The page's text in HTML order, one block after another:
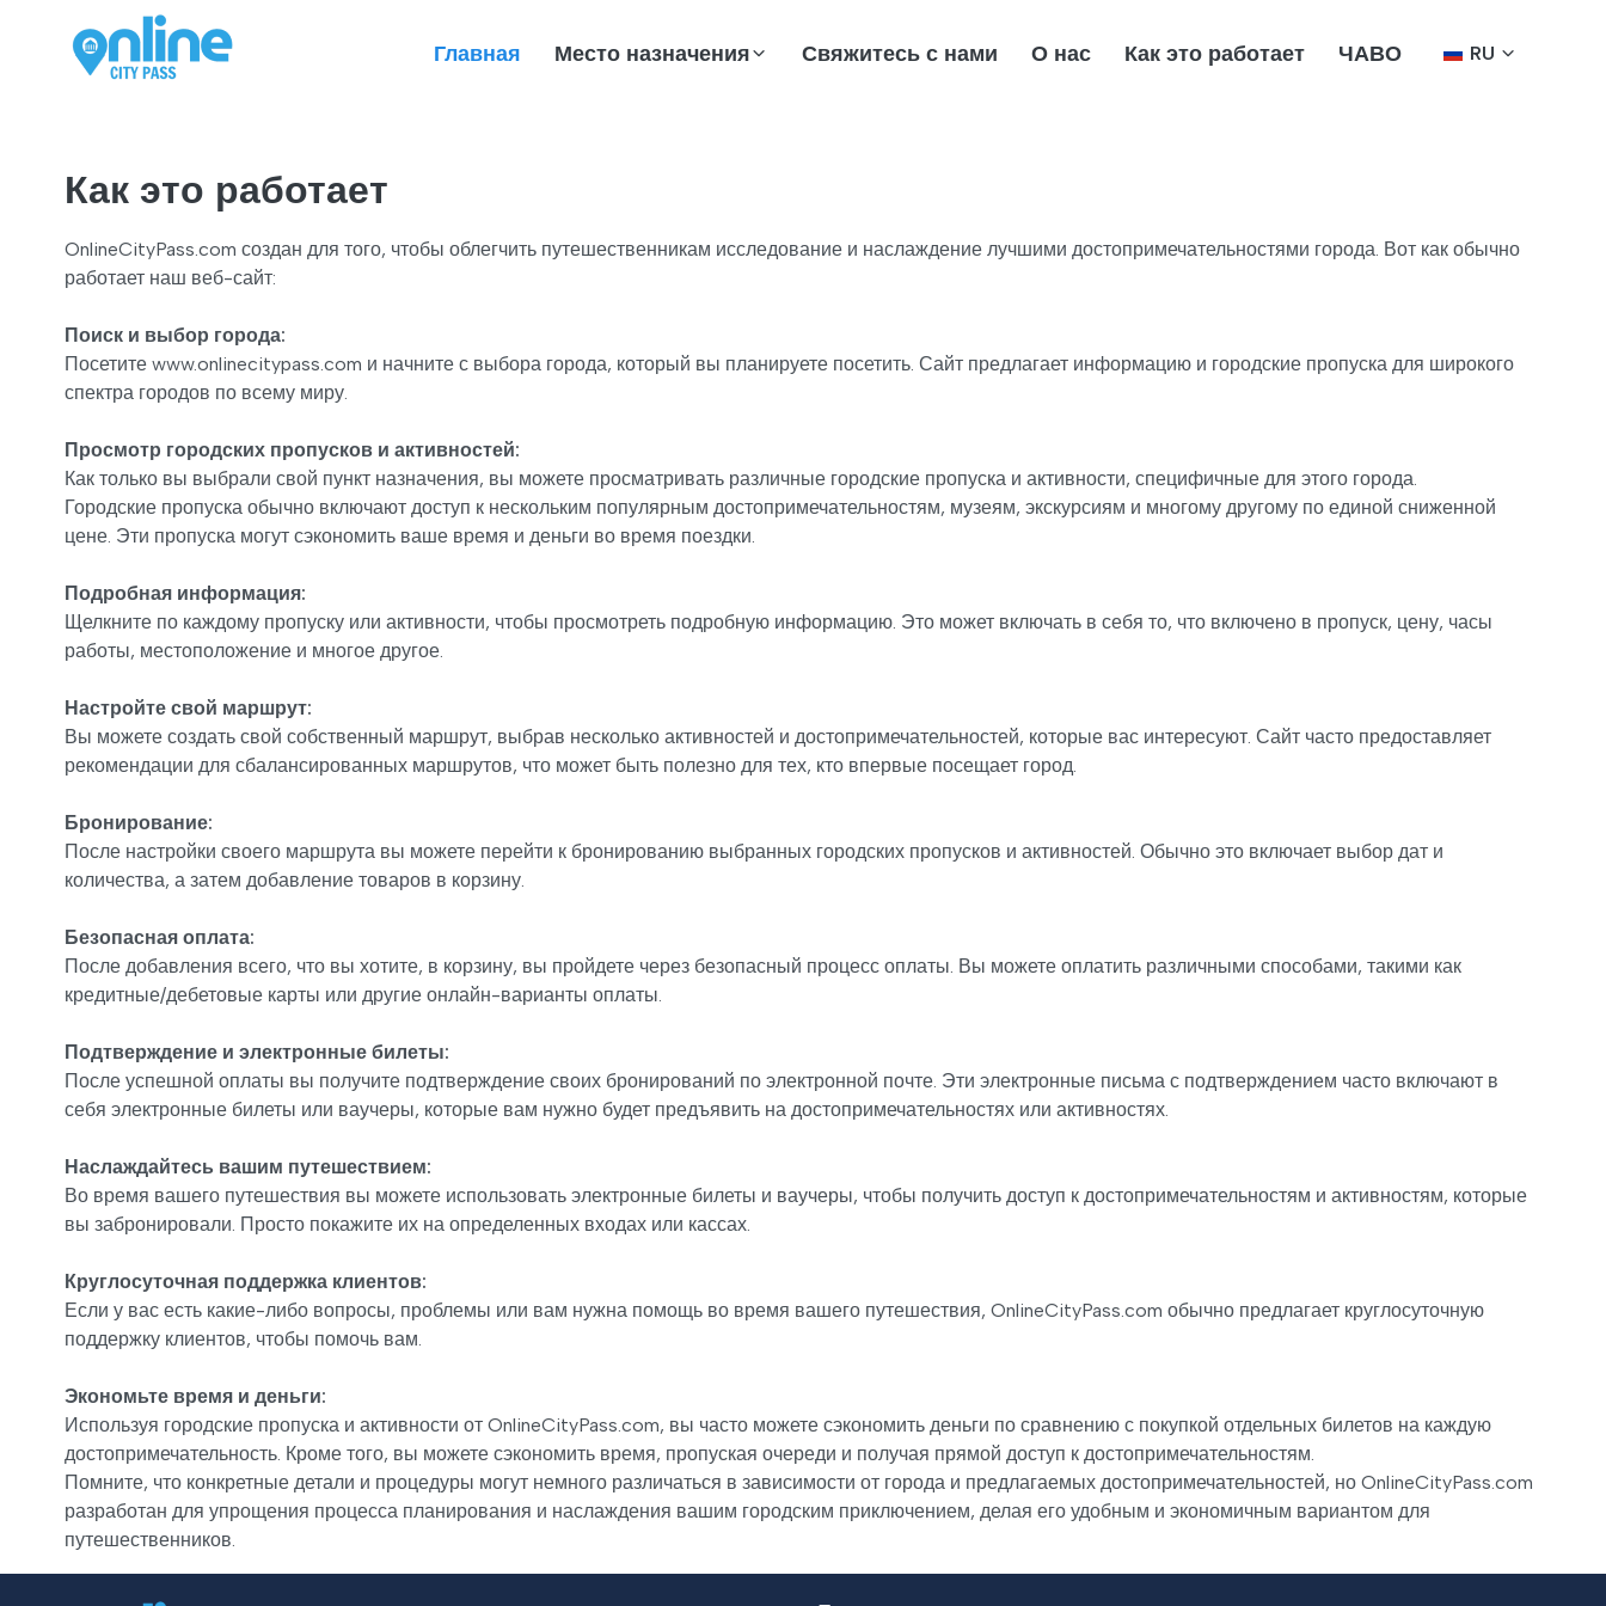
Главная Место назначения Свяжитесь с нами О нас Как это работает ЧАВО RU
Как это работает
OnlineCityPass.com создан для того, чтобы облегчить путешественникам исследование и наслаждение лучшими достопримечательностями города. Вот как обычно
работает наш веб-сайт:
Поиск и выбор города:
Посетите www.onlinecitypass.com и начните с выбора города, который вы планируете посетить. Сайт предлагает информацию и городские пропуска для широкого
спектра городов по всему миру.
Просмотр городских пропусков и активностей:
Как только вы выбрали свой пункт назначения, вы можете просматривать различные городские пропуска и активности, специфичные для этого города.
Городские пропуска обычно включают доступ к нескольким популярным достопримечательностям, музеям, экскурсиям и многому другому по единой сниженной
цене. Эти пропуска могут сэкономить ваше время и деньги во время поездки.
Подробная информация:
Щелкните по каждому пропуску или активности, чтобы просмотреть подробную информацию. Это может включать в себя то, что включено в пропуск, цену, часы
работы, местоположение и многое другое.
Настройте свой маршрут:
Вы можете создать свой собственный маршрут, выбрав несколько активностей и достопримечательностей, которые вас интересуют. Сайт часто предоставляет
рекомендации для сбалансированных маршрутов, что может быть полезно для тех, кто впервые посещает город.
Бронирование:
После настройки своего маршрута вы можете перейти к бронированию выбранных городских пропусков и активностей. Обычно это включает выбор дат и
количества, а затем добавление товаров в корзину.
Безопасная оплата:
После добавления всего, что вы хотите, в корзину, вы пройдете через безопасный процесс оплаты. Вы можете оплатить различными способами, такими как
кредитные/дебетовые карты или другие онлайн-варианты оплаты.
Подтверждение и электронные билеты:
После успешной оплаты вы получите подтверждение своих бронирований по электронной почте. Эти электронные письма с подтверждением часто включают в
себя электронные билеты или ваучеры, которые вам нужно будет предъявить на достопримечательностях или активностях.
Наслаждайтесь вашим путешествием:
Во время вашего путешествия вы можете использовать электронные билеты и ваучеры, чтобы получить доступ к достопримечательностям и активностям, которые
вы забронировали. Просто покажите их на определенных входах или кассах.
Круглосуточная поддержка клиентов:
Если у вас есть какие-либо вопросы, проблемы или вам нужна помощь во время вашего путешествия, OnlineCityPass.com обычно предлагает круглосуточную
поддержку клиентов, чтобы помочь вам.
Экономьте время и деньги:
Используя городские пропуска и активности от OnlineCityPass.com, вы часто можете сэкономить деньги по сравнению с покупкой отдельных билетов на каждую
достопримечательность. Кроме того, вы можете сэкономить время, пропуская очереди и получая прямой доступ к достопримечательностям.
Помните, что конкретные детали и процедуры могут немного различаться в зависимости от города и предлагаемых достопримечательностей, но OnlineCityPass.com
разработан для упрощения процесса планирования и наслаждения вашим городским приключением, делая его удобным и экономичным вариантом для
путешественников.